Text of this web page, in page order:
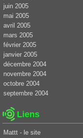
juin 2005
mai 2005
avril 2005
mars 2005
février 2005
janvier 2005
décembre 2004
novembre 2004
octobre 2004
septembre 2004
Liens
Mattt - le site